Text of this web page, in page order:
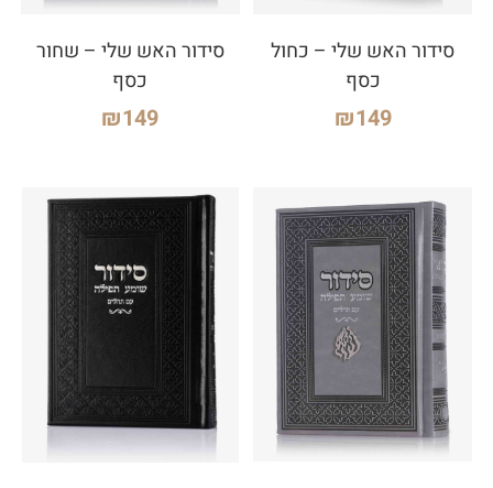
סידור האש שלי – כחול
כסף
₪149
סידור האש שלי – שחור
כסף
₪149